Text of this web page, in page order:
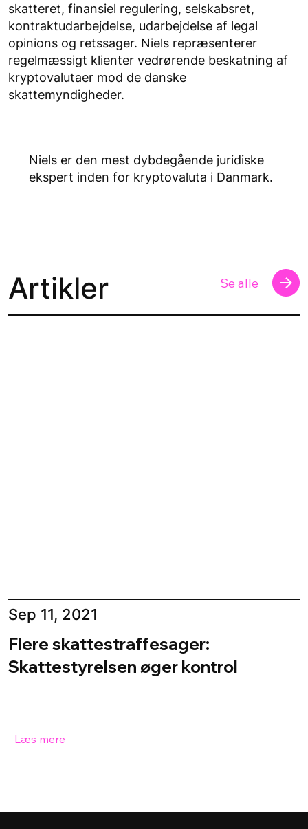
Niels er den mest dybdegående juridiske
ekspert inden for kryptovaluta i Danmark.
skatteret, finansiel regulering, selskabsret,
kontraktudarbejdelse, udarbejdelse af legal
opinions og retssager. Niels repræsenterer
regelmæssigt klienter vedrørende beskatning af
kryptovalutaer mod de danske
skattemyndigheder.
Artikler Se alle
Sep 11, 2021
Flere skattestraffesager:
Skattestyrelsen øger kontrol
Læs mere